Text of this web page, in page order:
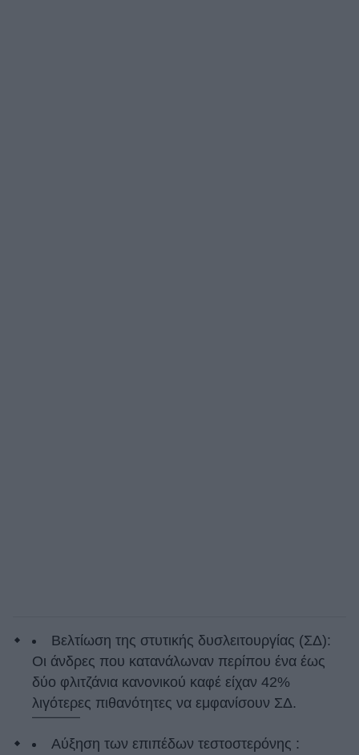
Βελτίωση της στυτικής δυσλειτουργίας (ΣΔ):
Οι άνδρες που κατανάλωναν περίπου ένα έως
δύο φλιτζάνια κανονικού καφέ είχαν 42%
λιγότερες πιθανότητες να εμφανίσουν ΣΔ.
Αύξηση των επιπέδων τεστοστερόνης :